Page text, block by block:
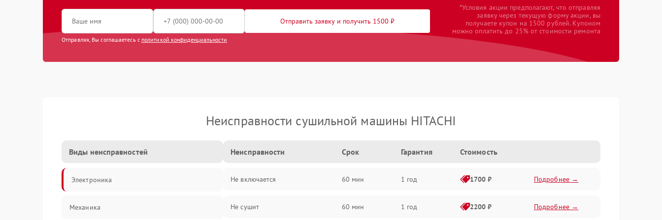
Отправить заявку и получить 1500 ₽
Отправляя, Вы соглашаетесь с политикой конфиденциальности
*Условия акции предполагают, что отправляя
заявку через текущую форму акции, вы
получаете купон на 1500 рублей. Купоном
можно оплатить до 25% от стоимости ремонта
Неисправности сушильной машины HITACHI
Виды неисправностей
Электроника
Механика
Неисправности Срок Гарантия Стоимость
Не включается 60 мин 1 год 1700 ₽ Подробнее →
Не сушит 60 мин 1 год 2200 ₽ Подробнее →